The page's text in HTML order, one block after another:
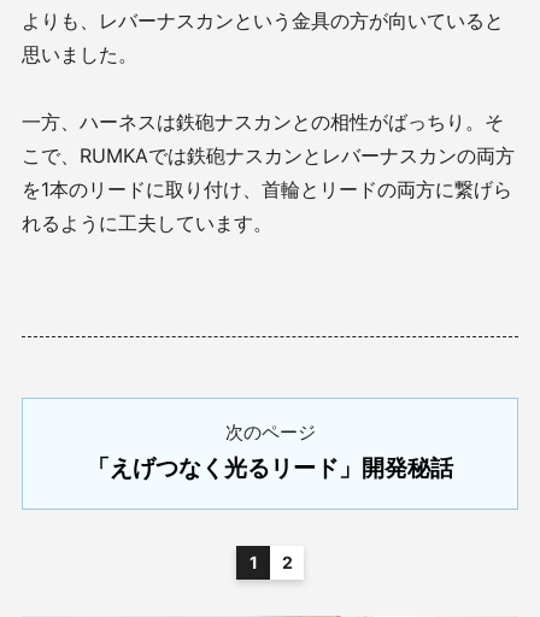
よりも、レバーナスカンという金具の方が向いていると
思いました。
一方、ハーネスは鉄砲ナスカンとの相性がばっちり。そ
こで、RUMKAでは鉄砲ナスカンとレバーナスカンの両方
を1本のリードに取り付け、首輪とリードの両方に繋げら
れるように工夫しています。
次のページ
「えげつなく光るリード」開発秘話
1 2